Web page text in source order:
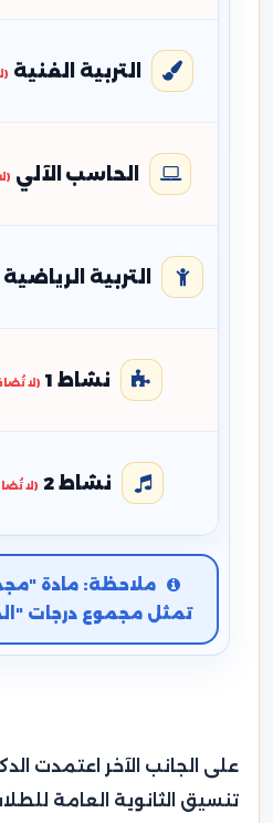
التربية الفنية
الحاسب الآلي
التربية الرياضية
نشاط 1 (لا
نشاط 2 (لا
ملاحظة: مادة
تمثل مجموع درجات
على الجانب الآخر اعتمدت